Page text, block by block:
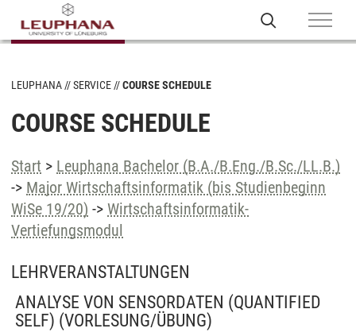
LEUPHANA SERVICE COURSE SCHEDULE
COURSE SCHEDULE
Start > Leuphana Bachelor (B.A./B.Eng./B.Sc./LL.B.)
-> Major Wirtschaftsinformatik (bis Studienbeginn
WiSe 19/20) -> Wirtschaftsinformatik-
Vertiefungsmodul
LEHRVERANSTALTUNGEN
ANALYSE VON SENSORDATEN (QUANTIFIED
SELF) (VORLESUNG/ÜBUNG)